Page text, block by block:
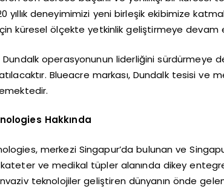
yıllık deneyimimizi yeni birleşik ekibimize
küresel ölçekte yetkinlik geliştirmeye devam
Dundalk operasyonunun liderliğini
Blueacre markası, Dundalk tesisi ve
Hakkında
merkezi Singapur’da bulunan ve
ve medikal tüpler alanında dikey
teknolojiler geliştiren dünyanın önde